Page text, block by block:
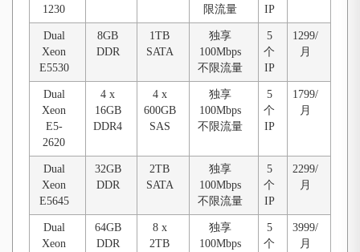
1230
限流量
IP
Dual
Xeon
E5530
8GB
DDR
1TB
SATA
独享
100Mbps
不限流量
5
个
IP
1299/
月
Dual
Xeon
E5-
2620
4 x
16GB
DDR4
4 x
600GB
SAS
独享
100Mbps
不限流量
5
个
IP
1799/
月
Dual
Xeon
E5645
32GB
DDR
2TB
SATA
独享
100Mbps
不限流量
5
个
IP
2299/
月
Dual
Xeon
64GB
DDR
8 x
2TB
独享
100Mbps
5
个
3999/
月